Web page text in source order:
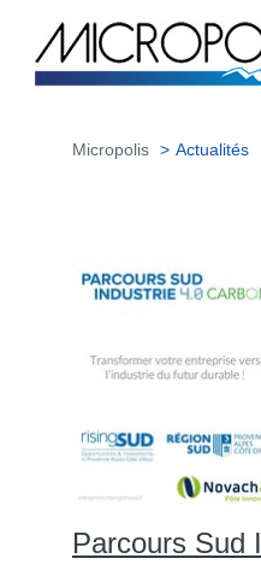
Micropolis Actualités
Parcours Sud